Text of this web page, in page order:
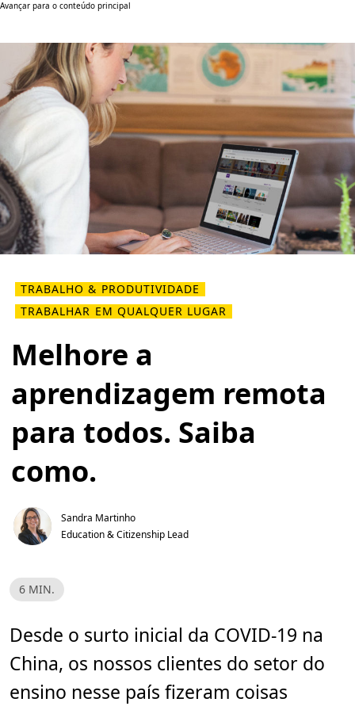
Avançar para o conteúdo principal
TRABALHO & PRODUTIVIDADE
TRABALHAR EM QUALQUER LUGAR
Melhore a
aprendizagem remota
para todos. Saiba
como.
Sandra Martinho
Education & Citizenship Lead
T
e
o
d
l
e
t
6 MIN.
Desde o surto inicial da COVID-19 na
China, os nossos clientes do setor do
ensino nesse país fizeram coisas